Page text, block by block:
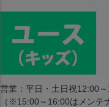
東京都千代田区神田三崎町
MAP
SHOP
セレクション名古屋エスカ
営業：平日・土日祝12:00
（※15:00～16:00はメンテ